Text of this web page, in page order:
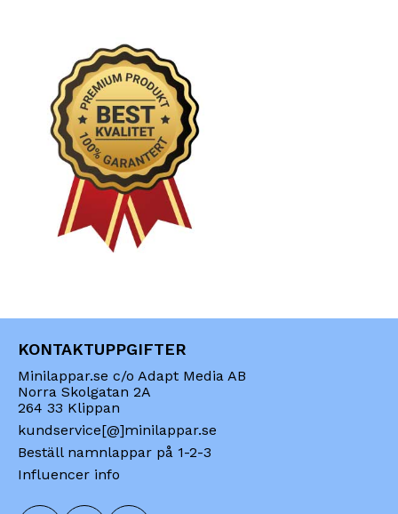
KONTAKTUPPGIFTER
Minilappar.se c/o Adapt Media AB
Norra Skolgatan 2A
264 33 Klippan
kundservice[@]minilappar.se
Beställ namnlappar på 1-2-3
Influencer info